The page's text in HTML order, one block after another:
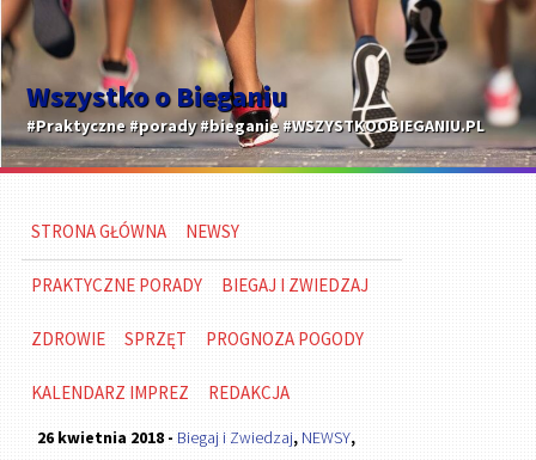
Wszystko o Bieganiu
#Praktyczne #porady #bieganie #WSZYSTKOOBIEGANIU.PL
STRONA GŁÓWNA NEWSY
PRAKTYCZNE PORADY BIEGAJ I ZWIEDZAJ
ZDROWIE SPRZĘT PROGNOZA POGODY
KALENDARZ IMPREZ REDAKCJA
26 kwietnia 2018 - Biegaj i Zwiedzaj, NEWSY,